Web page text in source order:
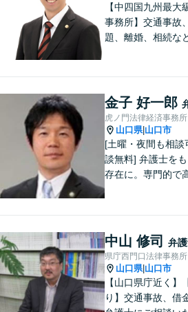
【中四国九州最大
事務所】交通事故
題、離婚、相続な
い！
金子 好一郎
虎ノ門法律経済事務
山口県| 山口市
[土曜・夜間も相談
談無料] 弁護士を
存在に。専門的で
中山 修司 弁
県庁西門口法律事務所
山口県| 山口市
【山口県庁近く】
り】交通事故、借